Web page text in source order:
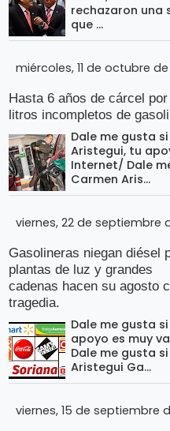
Política y
Privacidad
rechazaron una
que ...
miércoles, 11 de octubre de
Hasta 6 años de cárcel por
litros incompletos de
Dale me gusta
Aristegui, tu
Internet/ Dale
Carmen Aris...
viernes, 22 de septiembre
Gasolineras niegan diésel
plantas de luz y grandes
cadenas hacen su agosto
tragedia.
Dale me gusta
apoyo es muy
Dale me gusta
Aristegui Ga...
viernes, 15 de septiembre